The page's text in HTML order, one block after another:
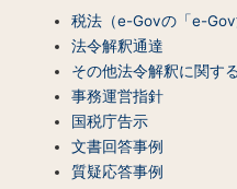
税法（e-Govの「e-Gov
法令解釈通達
その他法令解釈に関す
事務運営指針
国税庁告示
文書回答事例
質疑応答事例